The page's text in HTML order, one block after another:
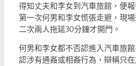
得知丈夫和李女到汽車旅館，便
第一次何男和李女慌張走避，現
二次兩人拖延30分鐘才開門。
何男和李女都不否認進入汽車旅
認涉有通姦或相姦行為，辯稱只